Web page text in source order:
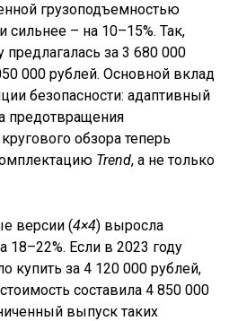
грузоподъемностью
сильнее – на 10–15%. Так,
предлагалась за 3 680 000
000 рублей. Основной вклад
безопасности: адаптивный
предотвращения
обзора теперь
Trend, а не только
версии (4×4) выросла
18–22%. Если в 2023 году
купить за 4 120 000 рублей,
составила 4 850 000
выпуск таких